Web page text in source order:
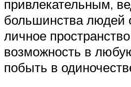
привлекательным,
большинства людей
личное
возможность в
побыть в